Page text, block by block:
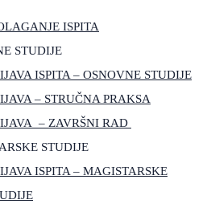
ISPITA
STUDIJE
ISPITA – OSNOVNE STUDIJE
– STRUČNA PRAKSA
– ZAVRŠNI RAD
STUDIJE
ISPITA – MAGISTARSKE